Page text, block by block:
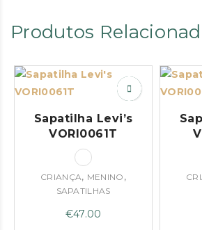
Produtos
Sapatilha Levi’s
VORI0061T
CRIANÇA, MENINO ,
SAPATILHAS
€47.00